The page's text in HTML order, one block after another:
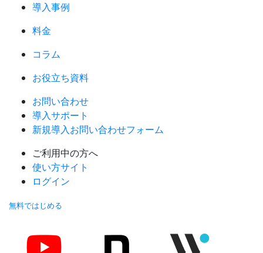
導入事例
料金
コラム
お役立ち資料
お問い合わせ
導入サポート
新規導入お問い合わせフォーム
ご利用中の方へ
使い方サイト
ログイン
無料ではじめる